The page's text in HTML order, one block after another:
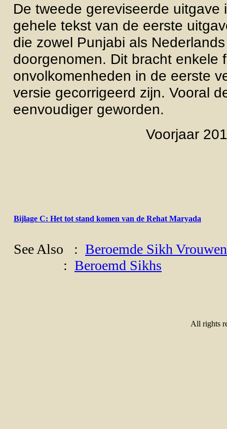
De tweede gereviseerde
gehele tekst van de eerste
die zowel Punjabi als
doorgenomen. Dit bracht enkele
onvolkomenheden in de eerste
versie gecorrigeerd zijn. Vooral
eenvoudiger geworden.
Voorjaar
Bijlage C: Het tot stand komen van de Rehat Maryada
See Also : Beroemde Sikh Vrouwen
: Beroemd Sikhs
All rights